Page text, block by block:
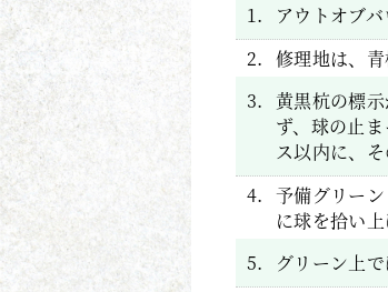
1.
アウトオブ
2. 修理地は、
3.
黄黒杭の標
ず、球の止
ス以内に、
4. 予備グリー
に球を拾い
5.
グリーン上